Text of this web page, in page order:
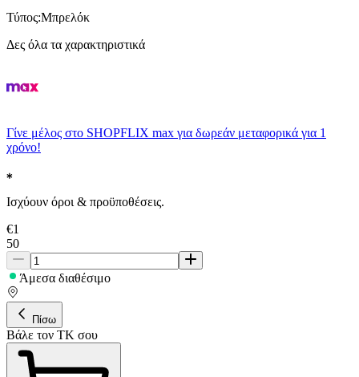
Τύπος:Μπρελόκ
Δες όλα τα χαρακτηριστικά
Γίνε μέλος στο SHOPFLIX max για δωρεάν μεταφορικά για 1
χρόνο!
Ισχύουν όροι & προϋποθέσεις.
€1
50
Άμεσα διαθέσιμο
Πίσω
Βάλε τον ΤΚ σου